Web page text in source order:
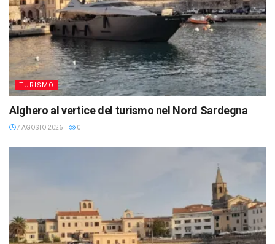
TURISMO
Alghero al vertice del turismo nel Nord Sardegna
7 AGOSTO 2026 0